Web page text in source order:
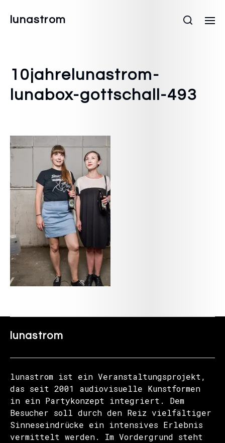
lunastrom
10jahrelunastrom-
lunabox-gottschall-493
lunastrom
lunastrom ist ein Veranstaltungsprojekt,
das seit 2001 audiovisuelle Kunstformen
in ein Partykonzept integriert. Dem
Besucher soll durch den Reiz vielfältiger
Sinneseindrücke ein intensives Erlebnis
vermittelt werden. Im Vordergrund steht